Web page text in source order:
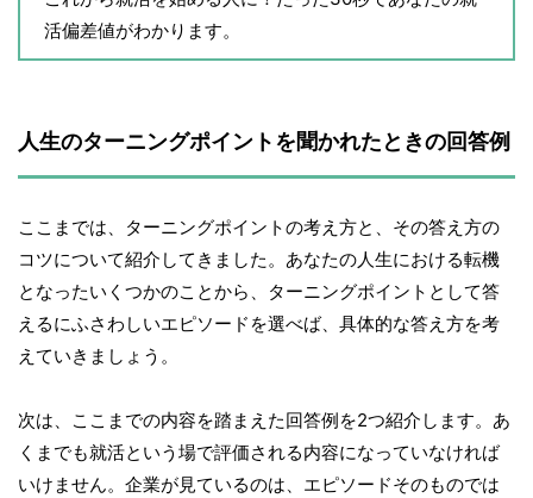
活偏差値がわかります。
人生のターニングポイントを聞かれたときの回答例
ここまでは、ターニングポイントの考え方と、その答え方の
コツについて紹介してきました。あなたの人生における転機
となったいくつかのことから、ターニングポイントとして答
えるにふさわしいエピソードを選べば、具体的な答え方を考
えていきましょう。
次は、ここまでの内容を踏まえた回答例を2つ紹介します。あ
くまでも就活という場で評価される内容になっていなければ
いけません。企業が見ているのは、エピソードそのものでは